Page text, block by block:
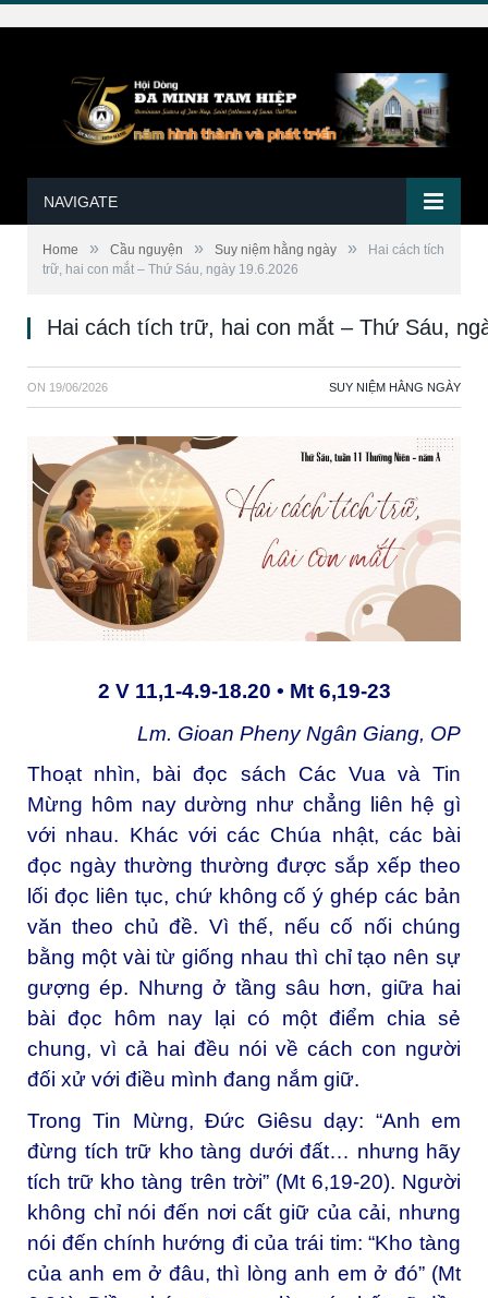
NAVIGATE
Home » Cầu nguyện » Suy niệm hằng ngày »
Hai cách tích
trữ, hai con mắt – Thứ Sáu, ngày 19.6.2026
Hai cách tích trữ, hai con mắt – Thứ Sáu,
ON 19/06/2026 SUY NIỆM HẰNG NGÀY
2 V 11,1-4.9-18.20 • Mt 6,19-23
Lm. Gioan Pheny Ngân Giang, OP
Thoạt nhìn, bài đọc sách Các Vua và Tin
Mừng hôm nay dường như chẳng liên hệ gì
với nhau. Khác với các Chúa nhật, các bài
đọc ngày thường thường được sắp xếp theo
lối đọc liên tục, chứ không cố ý ghép các bản
văn theo chủ đề. Vì thế, nếu cố nối chúng
bằng một vài từ giống nhau thì chỉ tạo nên sự
gượng ép. Nhưng ở tầng sâu hơn, giữa hai
bài đọc hôm nay lại có một điểm chia sẻ
chung, vì cả hai đều nói về cách con người
đối xử với điều mình đang nắm giữ.
Trong Tin Mừng, Đức Giêsu dạy: “Anh em
đừng tích trữ kho tàng dưới đất… nhưng hãy
tích trữ kho tàng trên trời” (Mt 6,19-20). Người
không chỉ nói đến nơi cất giữ của cải, nhưng
nói đến chính hướng đi của trái tim: “Kho tàng
của anh em ở đâu, thì lòng anh em ở đó” (Mt